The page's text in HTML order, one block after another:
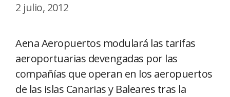
2 julio, 2012
Aena Aeropuertos modulará las tarifas
aeroportuarias devengadas por las
compañías que operan en los aeropuertos
de las islas Canarias y Baleares tras la